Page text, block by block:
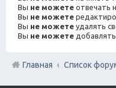
Вы не можете отвечать
Вы не можете
Вы не можете удалять
Вы не можете
Главная Список